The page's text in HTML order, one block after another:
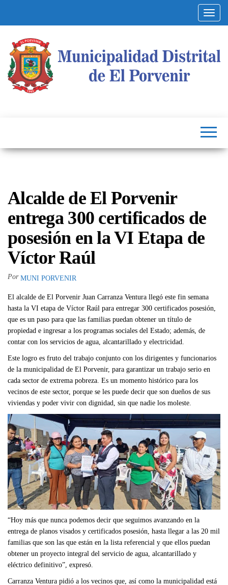
Alcalde de El Porvenir
entrega 300 certificados de
posesión en la VI Etapa de
Víctor Raúl
Por MUNI PORVENIR
El alcalde de El Porvenir Juan Carranza Ventura llegó este fin semana
hasta la VI etapa de Víctor Raúl para entregar 300 certificados posesión,
que es un paso para que las familias puedan obtener un título de
propiedad e ingresar a los programas sociales del Estado; además, de
contar con los servicios de agua, alcantarillado y electricidad.
Este logro es fruto del trabajo conjunto con los dirigentes y funcionarios
de la municipalidad de El Porvenir, para garantizar un trabajo serio en
cada sector de extrema pobreza. Es un momento histórico para los
vecinos de este sector, porque se les puede decir que son dueños de sus
viviendas y poder vivir con dignidad, sin que nadie los moleste.
“Hoy más que nunca podemos decir que seguimos avanzando en la
entrega de planos visados y certificados posesión, hasta llegar a las 20 mil
familias que son las que están en la lista referencial y que ellos puedan
obtener un proyecto integral del servicio de agua, alcantarillado y
eléctrico definitivo”, expresó.
Carranza Ventura pidió a los vecinos que, así como la municipalidad está